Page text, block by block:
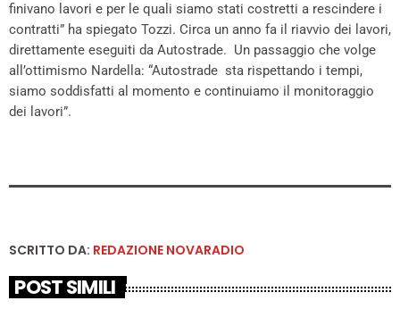
finivano lavori e per le quali siamo stati costretti a rescindere i
contratti” ha spiegato Tozzi. Circa un anno fa il riavvio dei lavori,
direttamente eseguiti da Autostrade. Un passaggio che volge
all’ottimismo Nardella: “Autostrade sta rispettando i tempi,
siamo soddisfatti al momento e continuiamo il monitoraggio
dei lavori”.
SCRITTO DA: REDAZIONE NOVARADIO
POST SIMILI